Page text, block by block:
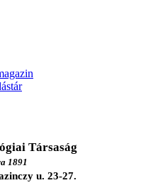
Társaság
1891
u. 23-27.